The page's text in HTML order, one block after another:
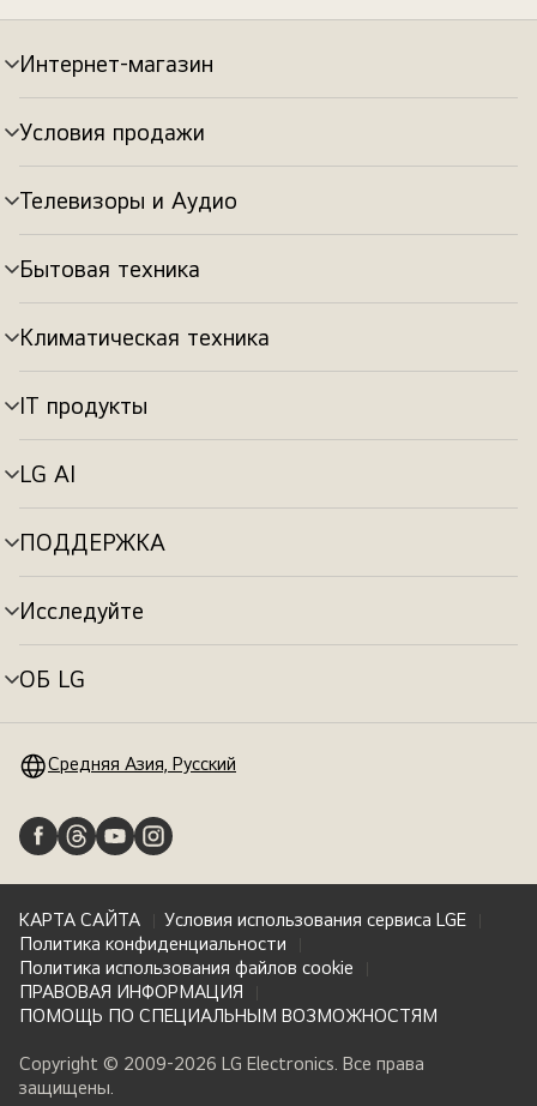
Интернет-магазин
Переключатель
меню
Условия продажи
Переключатель
меню
Телевизоры и Аудио
Переключатель
меню
Бытовая техника
Переключатель
меню
Климатическая техника
Переключатель
меню
IT продукты
Переключатель
меню
LG AI
Переключатель
меню
ПОДДЕРЖКА
Переключатель
меню
Исследуйте
Переключатель
меню
ОБ LG
Переключатель
Средняя Азия, Русский
КАРТА САЙТА
Условия использования сервиса LGE
Политика конфиденциальности
Политика использования файлов cookie
ПРАВОВАЯ ИНФОРМАЦИЯ
ПОМОЩЬ ПО СПЕЦИАЛЬНЫМ ВОЗМОЖНОСТЯМ
Copyright © 2009-2026 LG Electronics. Все права
защищены.